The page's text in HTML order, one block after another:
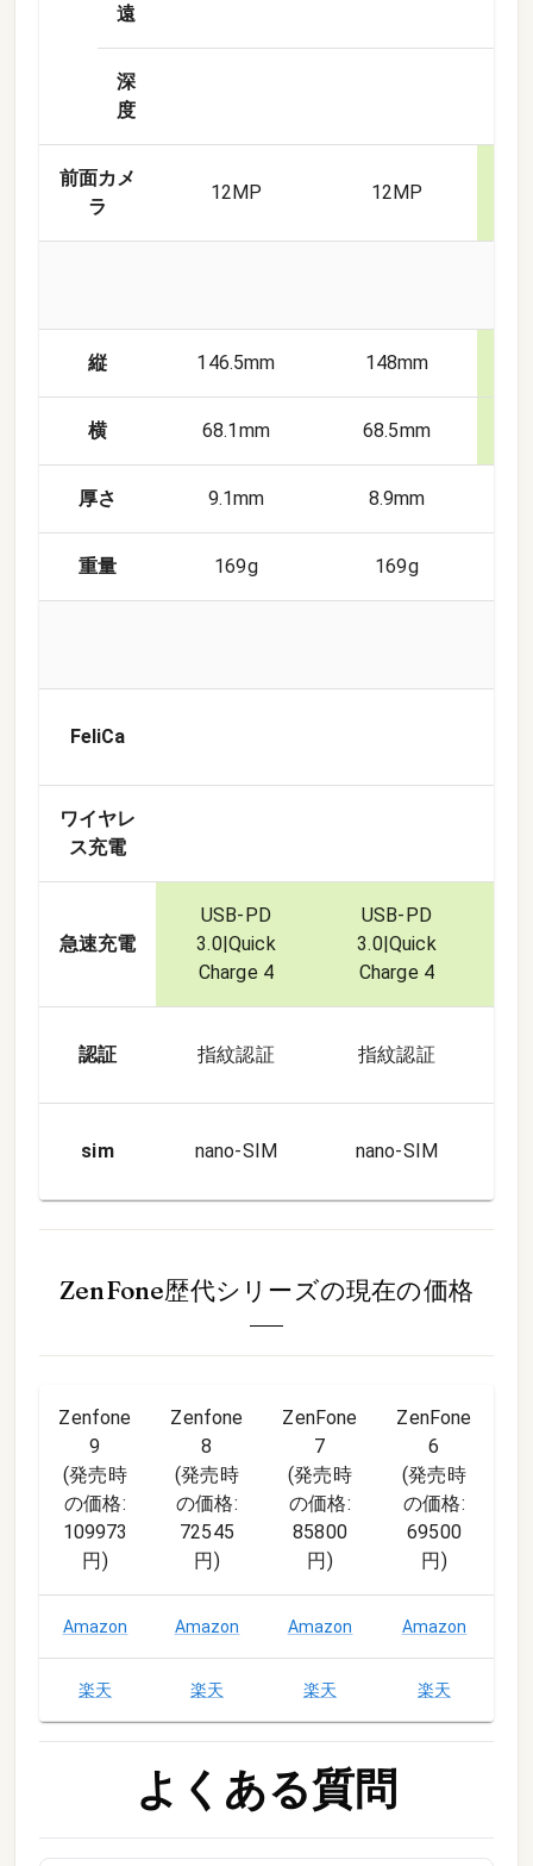
遠
深
度
前面カメ
ラ
12 MP 12 MP
縦 146.5mm 148mm
横 68.1mm 68.5mm
厚さ 9.1mm 8.9mm
重量 169g 169g
FeliCa
ワイヤレ
ス充電
急速充電
USB-PD
3.0|Quick
Charge 4
USB-PD
3.0|Quick
Charge 4
認証 指紋認証 指紋認証
sim nano-SIM nano-SIM
ZenFone歴代シリーズの現在の価格
Zenfone
9
(発売時
の価格:
109973
円)
Zenfone
8
(発売時
の価格:
72545
円)
ZenFone
7
(発売時
の価格:
85800
円)
ZenFone
6
(発売時
の価格:
69500
円)
Amazon Amazon Amazon Amazon
楽天 楽天 楽天 楽天
よくある質問